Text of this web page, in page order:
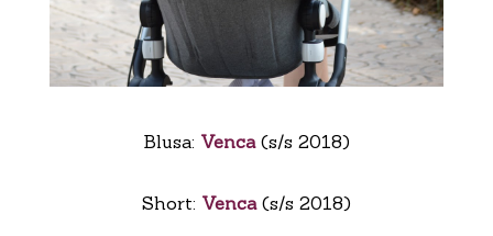
Blusa: Venca(s/s 2018)
Short: Venca(s/s 2018)